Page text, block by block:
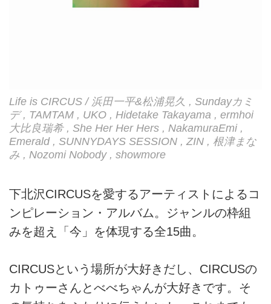
Life is CIRCUS / 浜田一平&松浦晃久 , Sundayカミ
デ , TAMTAM , UKO , Hidetake Takayama , ermhoi
大比良瑞希 , She Her Her Hers , NakamuraEmi ,
Emerald , SUNNYDAYS SESSION , ZIN , 根津まな
み , Nozomi Nobody , showmore
下北沢CIRCUSを愛するアーティストによるコ
ンピレーション・アルバム。ジャンルの枠組
みを超え「今」を体現する全15曲。
CIRCUSという場所が大好きだし、CIRCUSの
カトゥーさんとべべちゃんが大好きです。そ